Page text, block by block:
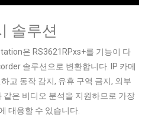
솔루션
은 RS3621RPxs+를 기능이 다
솔루션으로 변환합니다. IP 카메
고 동작 감지, 유휴 구역 금지, 외부
같은 비디오 분석을 지원하므로 가장
대응할 수 있습니다.